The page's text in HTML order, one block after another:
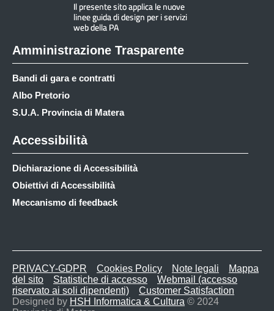
Amministrazione Trasparente
Bandi di gara e contratti
Albo Pretorio
S.U.A. Provincia di Matera
Accessibilità
Dichiarazione di Accessibilità
Obiettivi di Accessibilità
Meccanismo di feedback
PRIVACY-GDPR Cookies Policy Note legali
Mappa
del sito
Statistiche di accesso
Webmail (accesso
riservato ai soli dipendenti)
Customer Satisfaction
Designed by HSH Informatica & Cultura © 2024